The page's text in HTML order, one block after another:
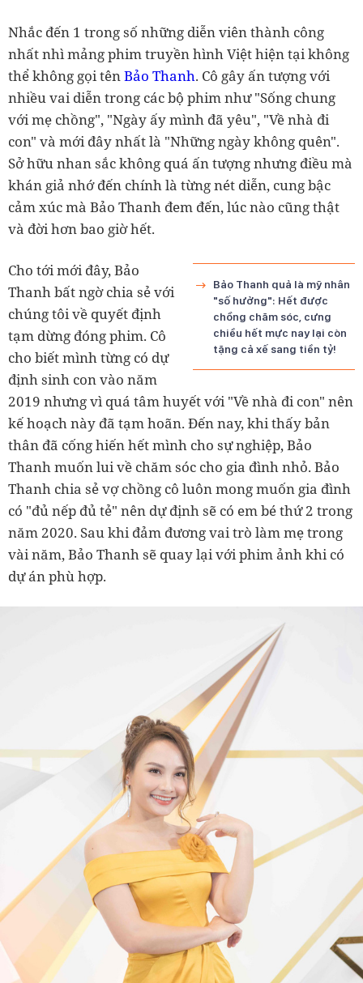
Nhắc đến 1 trong số những diễn viên thành công
nhất nhì mảng phim truyền hình Việt hiện tại không
thể không gọi tênBảo Thanh. Cô gây ấn tượng với
nhiều vai diễn trong các bộ phim như "Sống chung
với mẹ chồng", "Ngày ấy mình đã yêu", "Về nhà đi
con" và mới đây nhất là "Những ngày không quên".
Sở hữu nhan sắc không quá ấn tượng nhưng điều mà
khán giả nhớ đến chính là từng nét diễn, cung bậc
cảm xúc mà Bảo Thanh đem đến, lúc nào cũng thật
và đời hơn bao giờ hết.
Bảo Thanh quả là mỹ nhân
"số hưởng": Hết được
chồng chăm sóc, cưng
chiều hết mực nay lại còn
tặng cả xế sang tiền tỷ!
Cho tới mới đây, Bảo
Thanh bất ngờ chia sẻ với
chúng tôi về quyết định
tạm dừng đóng phim. Cô
cho biết mình từng có dự
định sinh con vào năm
2019 nhưng vì quá tâm huyết với "Về nhà đi con" nên
kế hoạch này đã tạm hoãn. Đến nay, khi thấy bản
thân đã cống hiến hết mình cho sự nghiệp, Bảo
Thanh muốn lui về chăm sóc cho gia đình nhỏ. Bảo
Thanh chia sẻ vợ chồng cô luôn mong muốn gia đình
có "đủ nếp đủ tẻ" nên dự định sẽ có em bé thứ 2 trong
năm 2020. Sau khi đảm đương vai trò làm mẹ trong
vài năm, Bảo Thanh sẽ quay lại với phim ảnh khi có
dự án phù hợp.